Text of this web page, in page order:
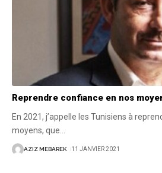
Reprendre confiance en nos
En 2021, j’appelle les Tunisiens à
moyens, que
AZIZ MEBAREK 11 JANVIER 2021